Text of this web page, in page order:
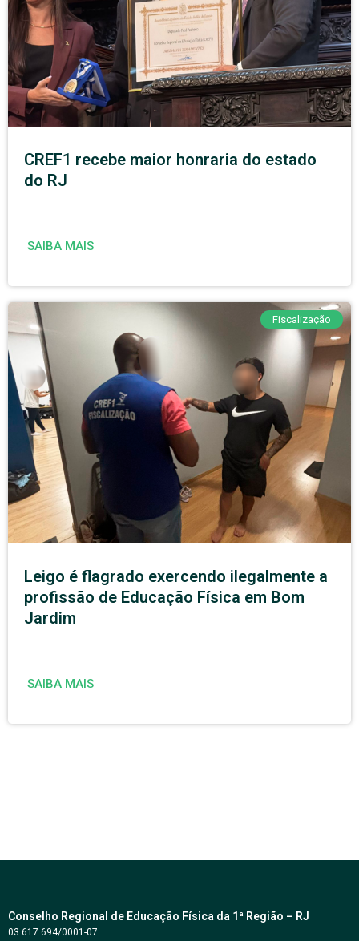
CREF1 recebe maior honraria do estado
do RJ
SAIBA MAIS
Fiscalização
Leigo é flagrado exercendo ilegalmente a
profissão de Educação Física em Bom
Jardim
SAIBA MAIS
Conselho Regional de Educação Física da 1ª Região – RJ
03.617.694/0001-07